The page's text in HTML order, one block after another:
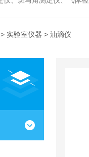
> 实验室仪器 > 油滴仪